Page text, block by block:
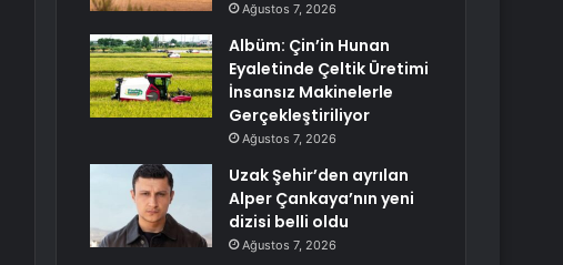
Ağustos 7, 2026
Albüm: Çin’in Hunan
Eyaletinde Çeltik Üretimi
İnsansız Makinelerle
Gerçekleştiriliyor
Ağustos 7, 2026
Uzak Şehir’den ayrılan
Alper Çankaya’nın yeni
dizisi belli oldu
Ağustos 7, 2026